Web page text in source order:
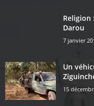
Religion
Darou
7 janvier
Un
15